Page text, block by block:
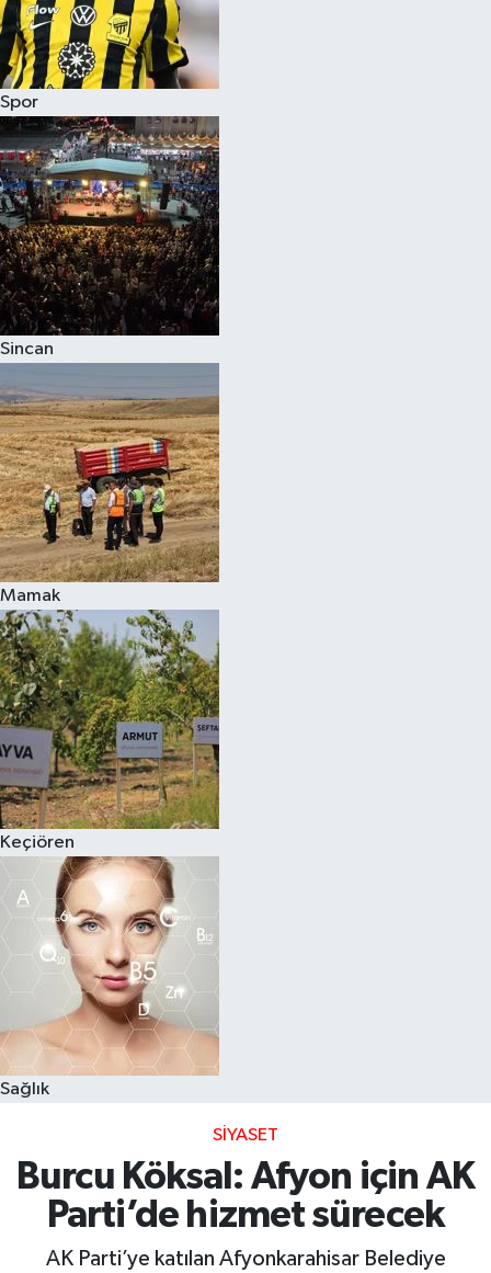
Spor
Sincan
Mamak
Keçiören
Sağlık
SIYASET
Burcu Köksal: Afyon için AK
Parti’de hizmet sürecek
AK Parti’ye katılan Afyonkarahisar Belediye